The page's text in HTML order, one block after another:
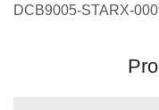
DCB9005-STARX-